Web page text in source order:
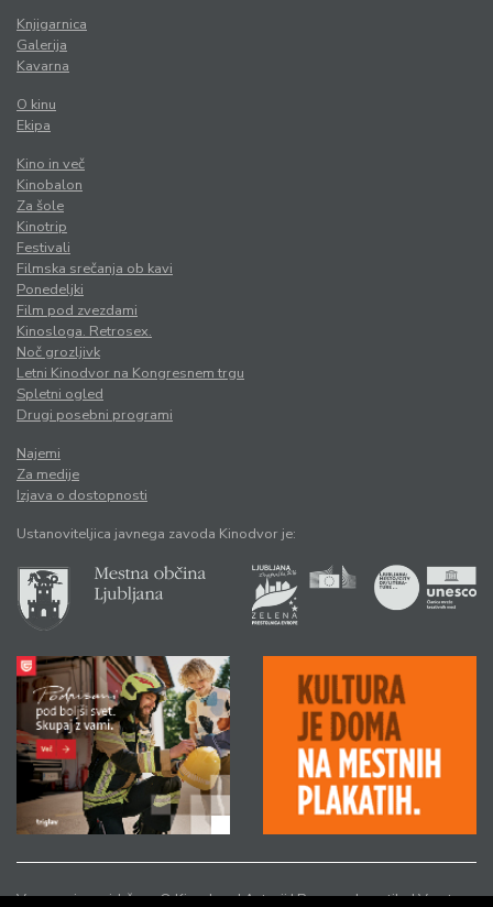
Knjigarnica
Galerija
Kavarna
O kinu
Ekipa
Kino in več
Kinobalon
Za šole
Kinotrip
Festivali
Filmska srečanja ob kavi
Ponedeljki
Film pod zvezdami
Kinosloga. Retrosex.
Noč grozljivk
Letni Kinodvor na Kongresnem trgu
Spletni ogled
Drugi posebni programi
Najemi
Za medije
Izjava o dostopnosti
Ustanoviteljica javnega zavoda Kinodvor je:
Vse pravice pridržane © Kinodvor |Avtorji|Pravno obvestilo|Varstvo